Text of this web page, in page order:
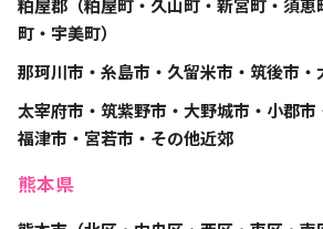
粕屋郡（粕屋町・久山町・新宮町・須
町・宇美町）
那珂川市・糸島市・久留米市・筑後市
太宰府市・筑紫野市・大野城市・小郡市
福津市・宮若市・その他近郊
熊本県